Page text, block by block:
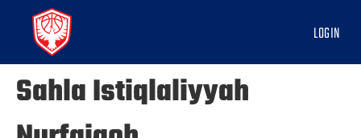
LOGIN
Sahla Istiqlaliyyah